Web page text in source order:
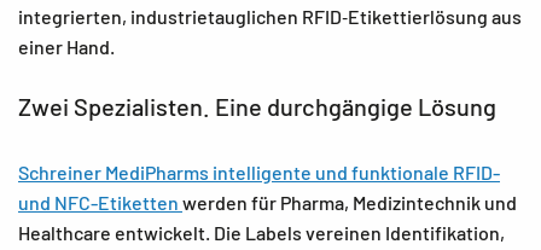
integrierten, industrietauglichen RFID‑Etikettierlösung aus
einer Hand.
Zwei Spezialisten. Eine durchgängige Lösung
Schreiner MediPharms intelligente und funktionale RFID-
und NFC-Etiketten werden für Pharma, Medizintechnik und
Healthcare entwickelt. Die Labels vereinen Identifikation,